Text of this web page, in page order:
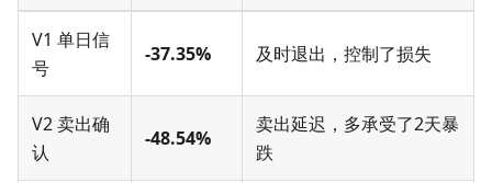
V1 单日信
号
-37.35% 及时退出，控制了损失
V2 卖出确
认
-48.54%
卖出延迟，多承受了2天暴
跌